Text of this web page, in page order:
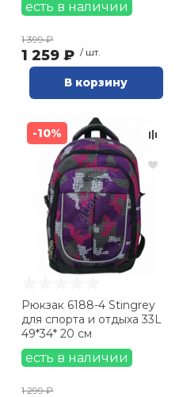
есть в наличии
1 399 ₽
1 259 ₽ / шт.
В корзину
-10%
Рюкзак 6188-4 Stingrey
для спорта и отдыха 33L
49*34* 20 см
есть в наличии
1 299 ₽